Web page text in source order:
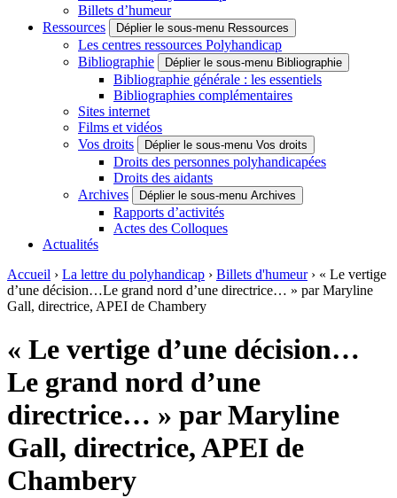
Billets d’humeur
Ressources
Déplier le sous-menu Ressources
Les centres ressources Polyhandicap
Bibliographie
Déplier le sous-menu Bibliographie
Bibliographie générale : les essentiels
Bibliographies complémentaires
Sites internet
Films et vidéos
Vos droits
Déplier le sous-menu Vos droits
Droits des personnes polyhandicapées
Droits des aidants
Archives
Déplier le sous-menu Archives
Rapports d’activités
Actes des Colloques
Actualités
Accueil › La lettre du polyhandicap › Billets d'humeur› « Le vertige
d’une décision…Le grand nord d’une directrice… » par Maryline
Gall, directrice, APEI de Chambery
« Le vertige d’une décision…
Le grand nord d’une
directrice… » par Maryline
Gall, directrice, APEI de
Chambery